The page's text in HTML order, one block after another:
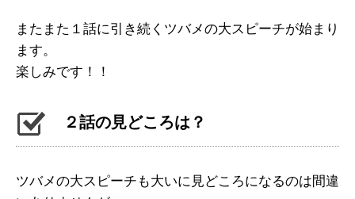
またまた１話に引き続くツバメの大スピーチが始まり
ます。
楽しみです！！
２話の見どころは？
ツバメの大スピーチも大いに見どころになるのは間違